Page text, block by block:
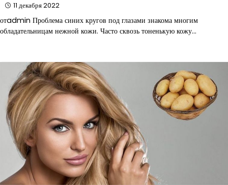
11 декабря 2022
отadmin Проблема синих кругов под глазами знакома многим
обладательницам нежной кожи. Часто сквозь тоненькую кожу…